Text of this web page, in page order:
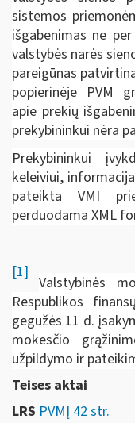
sistemos
išgabenimas ne
valstybės narės
pareigūnas
popierinėje PVM
apie prekių
prekybininkui nėra
Prekybininkui
keleiviui,
pateikta VMI
perduodama XML
[1]
Valstybinės
Respublikos
gegužės 11 d.
mokesčio
užpildymo ir
Teises aktai
LRS PVMĮ 42 str.